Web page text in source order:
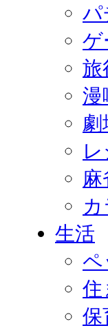
パ
ゲ
旅
漫
生活
ペ
住
保